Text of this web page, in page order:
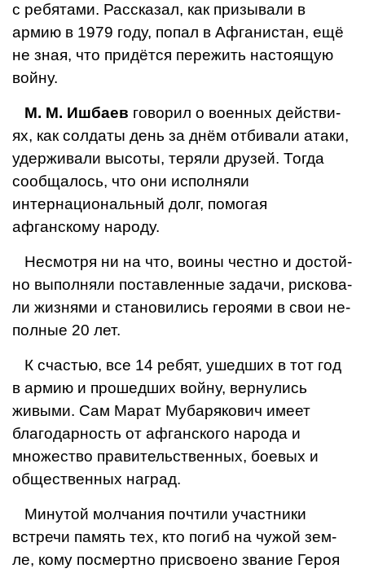
с ребятами. Рассказал, как призывали в
армию в 1979 году, попал в Афганистан, ещё
не зная, что придётся пережить настоящую
войну.
М. М. Ишбаев говорил о военных действи­
ях, как солдаты день за днём отбивали ата­ки,
удерживали высоты, теряли друзей. Тогда
сообщалось, что они исполняли
интернациональный долг, помогая
афганскому народу.
Несмотря ни на что, воины честно и достой­
но выполняли поставленные задачи, рискова­
ли жизнями и становились героями в свои не­
полные 20 лет.
К счастью, все 14 ребят, ушедших в тот год
в армию и прошедших войну, вернулись
живыми. Сам Марат Мубарякович имеет
благодарность от афганского народа и
множество правитель­ственных, боевых и
общественных наград.
Минутой молчания почтили участники
встречи память тех, кто погиб на чужой зем­
ле, кому посмертно присвоено звание Героя